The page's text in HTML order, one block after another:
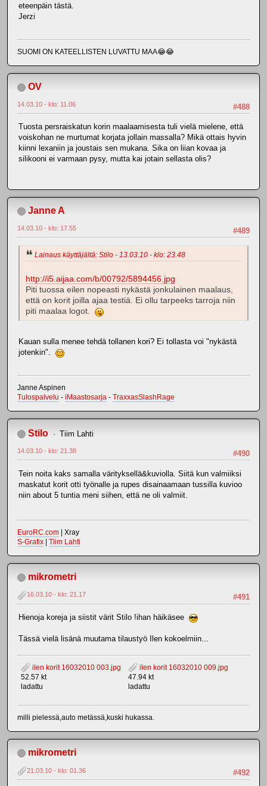
eteenpäin tästä.
Jerzi
SUOMI ON KATEELLISTEN LUVATTU MAA😂😂
OV
#488
14.03.10 - klo: 11.06
Tuosta persraiskatun korin maalaamisesta tuli vielä mielene, että
voiskohan ne murtumat korjata jollain massalla? Mikä ottais hyvin
kiinni lexaniin ja joustais sen mukana. Sika on liian kovaa ja
silikooni ei varmaan pysy, mutta kai jotain sellasta olis?
Janne A
#489
14.03.10 - klo: 17.55
Lainaus käyttäjältä: Stilo - 13.03.10 - klo: 23.48
http://i5.aijaa.com/b/00792/5894456.jpg
Piti tuossa eilen nopeasti nykästä jonkulainen maalaus,
että on korit joilla ajaa testiä. Ei ollu tarpeeks tarroja niin
piti maalaa logot.
Kauan sulla menee tehdä tollanen kori? Ei tollasta voi "nykästä
jotenkin".
Janne Aspinen
Tulospalvelu - iMaastosarja - TraxxasSlashRage
Stilo Tiim Lahti
#490
14.03.10 - klo: 21.38
Tein noita kaks samalla värityksellä&kuviolla. Siitä kun valmiiksi
maskatut korit otti työnalle ja rupes disainaamaan tussilla kuvioo
niin about 5 tuntia meni siihen, että ne oli valmiit.
EuroRC.com | Xray
S-Grafix
Tiim Lahti
mikrometri
#491
16.03.10 - klo: 21.17
Hienoja koreja ja siistit värit Stilo !ihan häikäsee
Tässä vielä lisänä muutama tilaustyö Ilen kokoelmiin...
ilen korit 16032010 003.jpg
52.57 kt
ladattu
ilen korit 16032010 009.jpg
47.94 kt
ladattu
milli pielessä,auto metässä,kuski hukassa.
mikrometri
#492
21.03.10 - klo: 01.36